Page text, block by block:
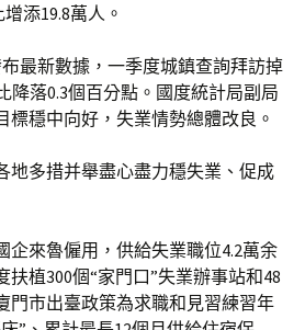
添19.8萬人。
最新數據，一季度城鎮查詢拜訪掉
降落0.3個百分點。國度統計局副局
標穩中向好，失業情勢總體改良。
地多措并舉盡心盡力穩失業、促成
企來魯僱用，供給失業職位4.2萬余
植300個“家門口”失業辦事站和48
門市出臺政策為求職和見習練習年